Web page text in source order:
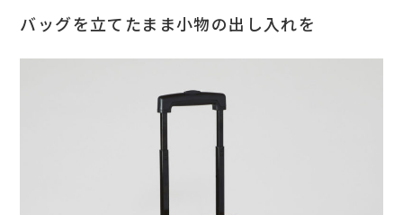
バッグを立てたまま小物の出し入れを